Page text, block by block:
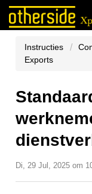
Instructies
Exports
Di, 29 Jul, 2025 om